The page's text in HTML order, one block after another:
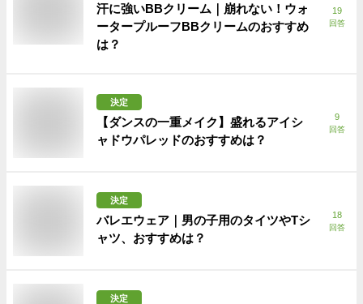
汗に強いBBクリーム｜崩れない！ウォ
ータープルーフBBクリームのおすすめ
は？
19
回答
決定
【ダンスの一重メイク】盛れるアイシ
ャドウパレッドのおすすめは？
9
回答
決定
バレエウェア｜男の子用のタイツやTシ
ャツ、おすすめは？
18
回答
決定